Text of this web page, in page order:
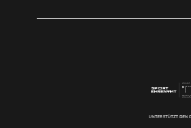
UNTERSTÜTZT DEN